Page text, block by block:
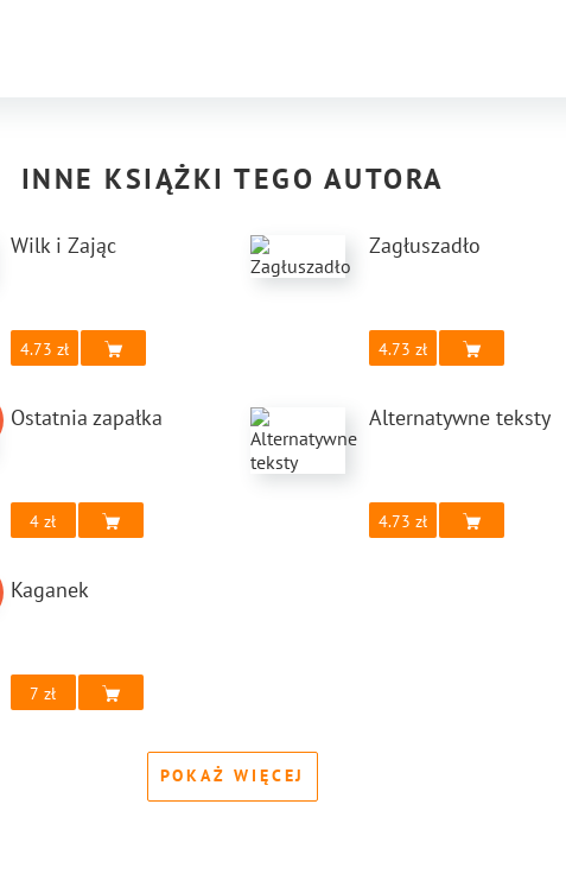
INNE KSIĄŻKI TEGO AUTORA
Wilk i Zając
4.73
Zagłuszadło
4.73
Ostatnia zapałka
4
Alternatywne teksty
4.73
Kaganek
7
POKAŻ WIĘCEJ